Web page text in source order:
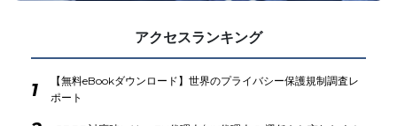
アクセスランキング
1
【無料eBookダウンロード】世界のプライバシー保護規制調査レ
ポート